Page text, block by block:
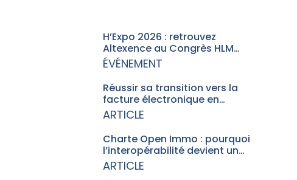
H’Expo 2026 : retrouvez
Altexence au Congrès HLM…
ÉVÉNEMENT
Réussir sa transition vers la
facture électronique en…
ARTICLE
Charte Open Immo : pourquoi
l’interopérabilité devient un…
ARTICLE